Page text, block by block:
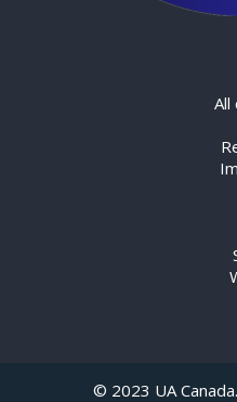
All
© 2023 UA